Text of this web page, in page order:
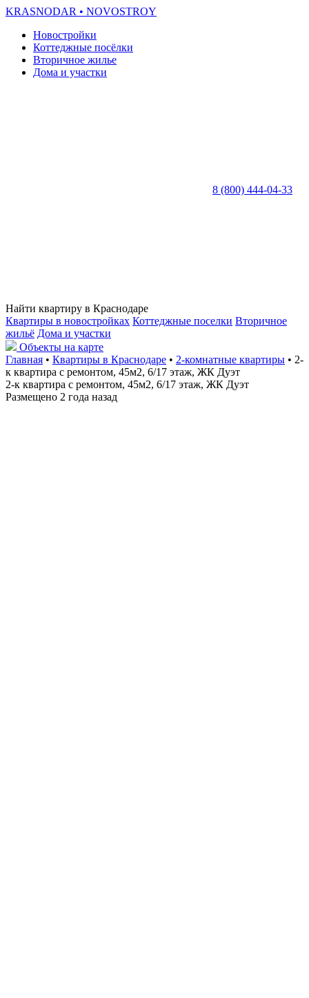
KRASNODAR • NOVOSTROY
Новостройки
Коттеджные посёлки
Вторичное жилье
Дома и участки
8 (800) 444-04-33
Найти квартиру в Краснодаре
Квартиры в новостройках Коттеджные поселки Вторичное
жильё Дома и участки
Объекты на карте
Главная • Квартиры в Краснодаре • 2-комнатные квартиры • 2-
к квартира с ремонтом, 45м2, 6/17 этаж, ЖК Дуэт
2-к квартира с ремонтом, 45м2, 6/17 этаж, ЖК Дуэт
Размещено 2 года назад